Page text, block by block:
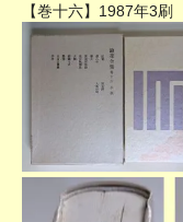
【巻十六】1987年3